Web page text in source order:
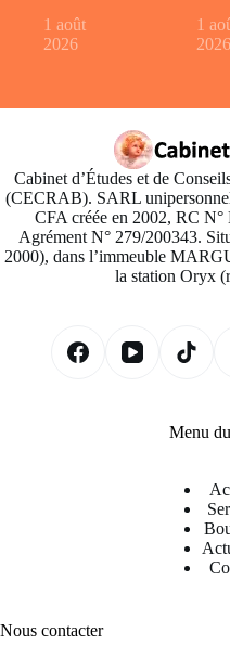
1 août
2026
1
2026
Cabinet d’Études et de
(CECRAB). SARL
CFA créée en 2002, RC
Agrément N° 279/200343.
2000), dans l’immeuble
la station Oryx
Menu
Nous contacter